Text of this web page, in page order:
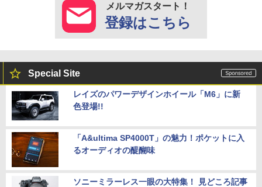
メルマガスタート！
登録はこちら
Special Site
レイズのパワーデザインホイール「M6」に新
色登場!!
「A&ultima SP4000T」の魅力！ポケットに入
るオーディオの醍醐味
ソニーミラーレス一眼の大特集！ 見どころ記事